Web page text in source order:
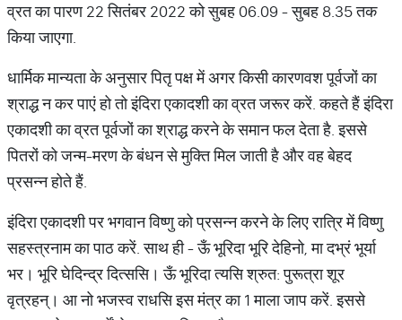
व्रत का पारण 22 सितंबर 2022 को सुबह 06.09 - सुबह 8.35 तक
किया जाएगा.
धार्मिक मान्यता के अनुसार पितृ पक्ष में अगर किसी कारणवश पूर्वजों का
श्राद्ध न कर पाएं हो तो इंदिरा एकादशी का व्रत जरूर करें. कहते हैं इंदिरा
एकादशी का व्रत पूर्वजों का श्राद्ध करने के समान फल देता है. इससे
पितरों को जन्म-मरण के बंधन से मुक्ति मिल जाती है और वह बेहद
प्रसन्न होते हैं.
इंदिरा एकादशी पर भगवान विष्णु को प्रसन्न करने के लिए रात्रि में विष्णु
सहस्त्रनाम का पाठ करें. साथ ही - ऊँ भूरिदा भूरि देहिनो, मा दभ्रं भूर्या
भर। भूरि घेदिन्द्र दित्ससि। ऊँ भूरिदा त्यसि श्रुत: पुरूत्रा शूर
वृत्रहन्। आ नो भजस्व राधसि इस मंत्र का 1 माला जाप करें. इससे